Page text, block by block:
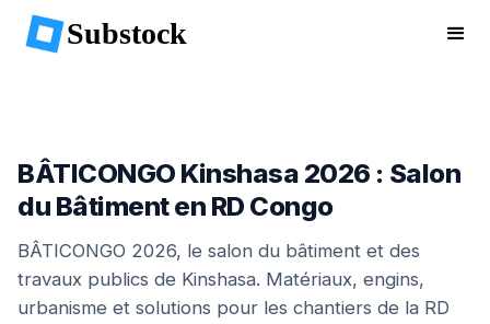
Substock
BÂTICONGO Kinshasa 2026 : Salon
du Bâtiment en RD Congo
BÂTICONGO 2026, le salon du bâtiment et des
travaux publics de Kinshasa. Matériaux, engins,
urbanisme et solutions pour les chantiers de la RD